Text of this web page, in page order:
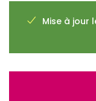
Mise à jour